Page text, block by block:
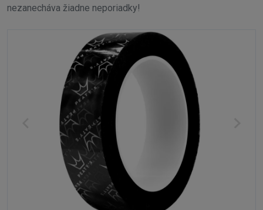
nezanecháva žiadne neporiadky!